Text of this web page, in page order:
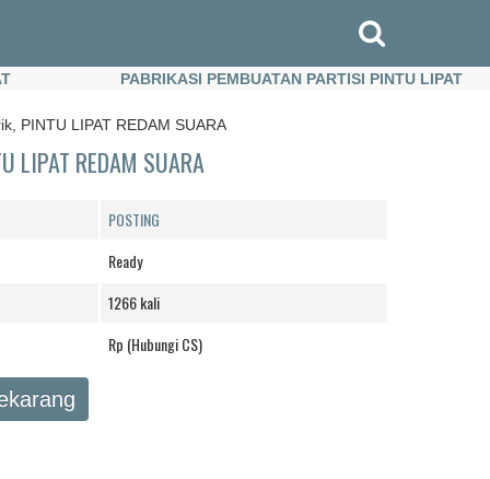
PABRIKASI PEMBUATAN PARTISI PINTU LIPAT
PINTU LIPAT REDAM SUARA
LIPAT REDAM SUARA
POSTING
Ready
1266 kali
Rp (Hubungi CS)